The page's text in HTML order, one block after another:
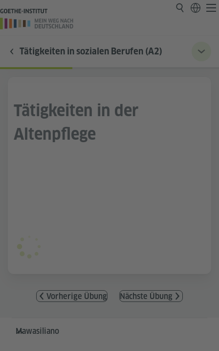
Tätigkeiten in sozialen Berufen (A2)
Tätigkeiten in der
Altenpflege
Vorherige Übung Nächste Übung
Service- und Informationsbereich
Mawasiliano